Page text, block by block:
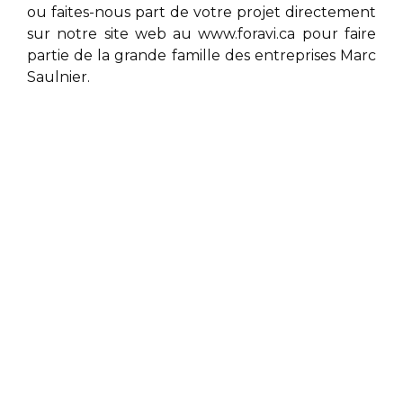
ou faites-nous part de votre projet directement
sur notre site web auwww.foravi.ca pour faire
partie de la grande famille des entreprises Marc
Saulnier.